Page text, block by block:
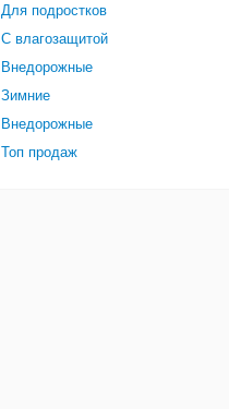
Для подростков
С влагозащитой
Внедорожные
Зимние
Внедорожные
Топ продаж